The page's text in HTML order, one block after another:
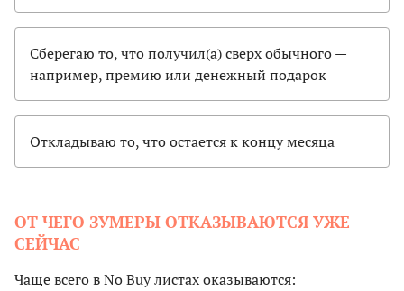
Сберегаю то, что получил(а) сверх обычного —
например, премию или денежный подарок
Откладываю то, что остается к концу месяца
ОТ ЧЕГО ЗУМЕРЫ ОТКАЗЫВАЮТСЯ УЖЕ
СЕЙЧАС
Чаще всего в No Buy листах оказываются: